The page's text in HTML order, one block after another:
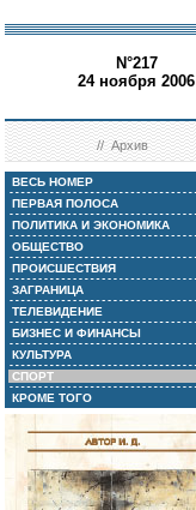
N°217
24 ноября 2006
//Архив
ВЕСЬ НОМЕР
ПЕРВАЯ ПОЛОСА
ПОЛИТИКА И ЭКОНОМИКА
ОБЩЕСТВО
ПРОИСШЕСТВИЯ
ЗАГРАНИЦА
ТЕЛЕВИДЕНИЕ
БИЗНЕС И ФИНАНСЫ
КУЛЬТУРА
СПОРТ
КРОМЕ ТОГО